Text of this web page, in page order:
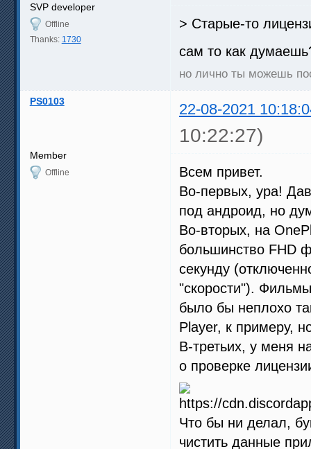
SVP developer
Offline
Thanks: 1730
> Старые-то
сам то как
но лично ты можешь
PS0103 22-08-2021
10:22:27)
Member
Offline
Всем привет.
Во-первых, ура!
под андроид, но
Во-вторых, на
большинство FHD
секунду
"скорости").
было бы неплохо
Player, к примеру,
В-третьих, у меня
о проверке
Что бы ни делал,
чистить данные